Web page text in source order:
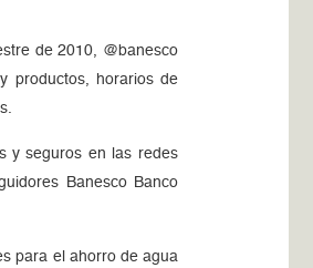
de 2010, @banesco
productos, horarios de
y seguros en las redes
Banesco Banco
para el ahorro de agua